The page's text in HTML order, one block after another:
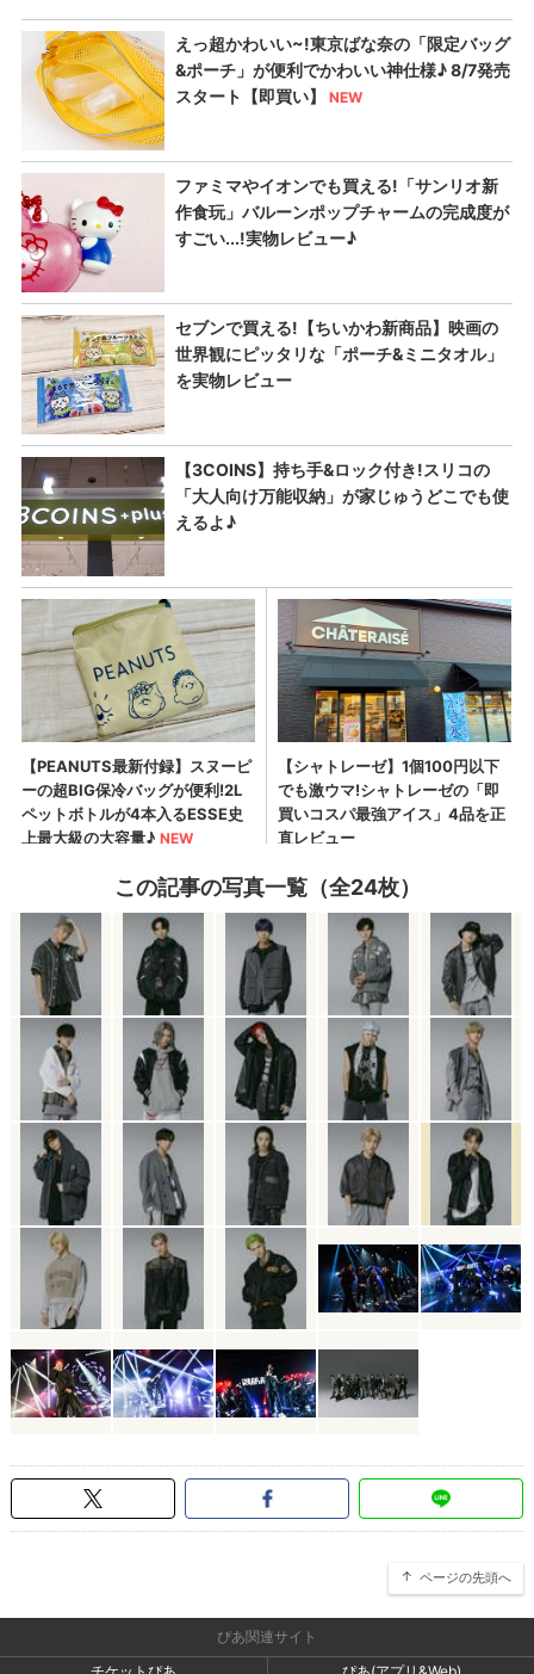
この記事の写真一覧（全24枚）
ページの先頭へ
ぴあ関連サイト